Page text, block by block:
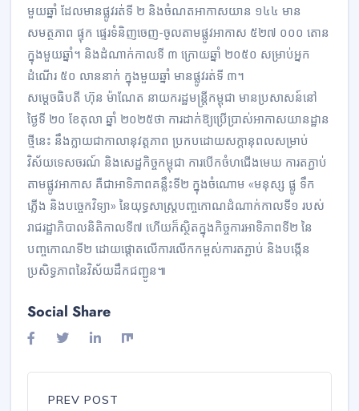
មួយឆ្នាំ ដែលមានផ្លូវរត់ទី ២ និងចំណតអាកាសយាន ១៤៤ មាន
សមត្ថភាព ផ្ទុក ផ្ទេរទំនិញចេញ-ចូលតាមផ្លូវអាកាស ៥២៧ ០០០ តោន
ក្នុងមួយឆ្នាំ។ និងដំណាក់កាលទី ៣ ក្រោយឆ្នាំ ២០៥០ សម្រាប់អ្នក
ដំណើរ ៥០ លាននាក់ ក្នុងមួយឆ្នាំ មានផ្លូវរត់ទី ៣។
សម្ដេចធិបតី ហ៊ុន ម៉ាណែត នាយករដ្ឋមន្ត្រីកម្ពុជា មានប្រសាសន៍នៅ
ថ្ងៃទី ២០ ខែតុលា ឆ្នាំ ២០២៥ថា ការដាក់ឱ្យប្រើប្រាស់អាកាសយានដ្ឋាន
ថ្មីនេះ នឹងក្លាយជាកាលានុវត្តភាព ប្រកបដោយសក្ដានុពលសម្រាប់
វិស័យទេសចរណ៍ និងសេដ្ឋកិច្ចកម្ពុជា ការបើកចំហជើងមេឃ ការតភ្ជាប់
តាមផ្លូវអាកាស គឺជាអាទិភាពគន្លឹះទី២ ក្នុងចំណោម «មនុស្ស ផ្លូ ទឹក
ភ្លើង និងបច្ចេកវិទ្យា» នៃយុទ្ធសាស្ត្របញ្ចកោណដំណាក់កាលទី១ របស់
រាជរដ្ឋាភិបាលនិតិកាលទី៧ ហើយក៏ស្ថិតក្នុងកិច្ចការអាទិភាពទី២ នៃ
បញ្ចកោណទី២ ដោយផ្ដោតលើការលើកកម្ពស់ការតភ្ជាប់ និងបង្កើន
ប្រសិទ្ធភាពនៃវិស័យដឹកជញ្ជូន៕
Social Share
PREV POST